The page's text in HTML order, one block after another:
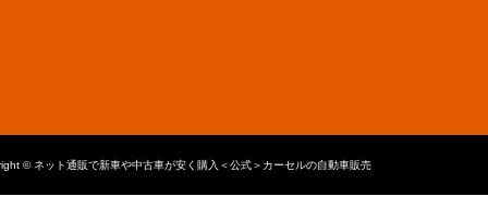
© ネット通販で新車や中古車が安く購入＜公式＞カーセルの自動車販売